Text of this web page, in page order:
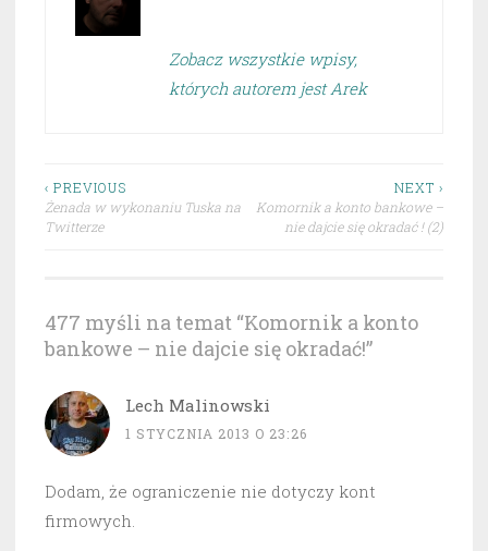
Zobacz wszystkie wpisy,
których autorem jest Arek
Nawigacja
wpisu
‹ PREVIOUS
Żenada w wykonaniu Tuska na
Twitterze
NEXT ›
Komornik a konto bankowe –
nie dajcie się okradać ! (2)
477 myśli na temat “Komornik a konto
bankowe – nie dajcie się okradać!”
Lech Malinowski
1 STYCZNIA 2013 O 23:26
Dodam, że ograniczenie nie dotyczy kont
firmowych.